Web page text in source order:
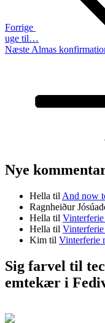
Forrige
uge til…
Næste
Næste Almas
Nye
Hella til And now
Ragnheiður
Hella til
Hella til
Kim til Vinterferie
Sig farvel til
emtekær i